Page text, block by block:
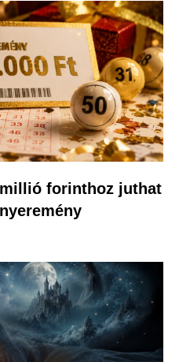
forinthoz juthat